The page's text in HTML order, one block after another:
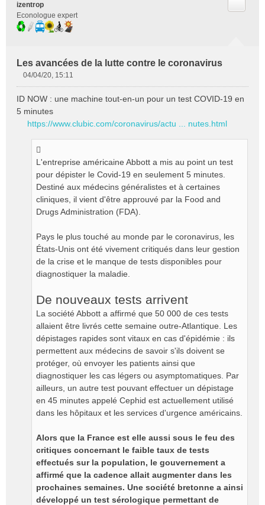
izentrop
Econologue expert
Les avancées de la lutte contre le coronavirus
s
s
04/04/20, 15:11
ID NOW : une machine tout-en-un pour un test COVID-19 en
5 minutes
https://www.clubic.com/coronavirus/actu ... nutes.html
L'entreprise américaine Abbott a mis au point un test
pour dépister le Covid-19 en seulement 5 minutes.
Destiné aux médecins généralistes et à certaines
cliniques, il vient d'être approuvé par la Food and
Drugs Administration (FDA).
Pays le plus touché au monde par le coronavirus, les
États-Unis ont été vivement critiqués dans leur gestion
de la crise et le manque de tests disponibles pour
diagnostiquer la maladie.
De nouveaux tests arrivent
La société Abbott a affirmé que 50 000 de ces tests
allaient être livrés cette semaine outre-Atlantique. Les
dépistages rapides sont vitaux en cas d'épidémie : ils
permettent aux médecins de savoir s'ils doivent se
protéger, où envoyer les patients ainsi que
diagnostiquer les cas légers ou asymptomatiques. Par
ailleurs, un autre test pouvant effectuer un dépistage
en 45 minutes appelé Cephid est actuellement utilisé
dans les hôpitaux et les services d'urgence américains.
Alors que la France est elle aussi sous le feu des
critiques concernant le faible taux de tests
effectués sur la population, le gouvernement a
affirmé que la cadence allait augmenter dans les
prochaines semaines. Une société bretonne a ainsi
développé un test sérologique permettant de